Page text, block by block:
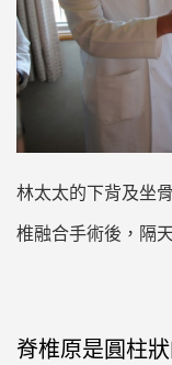
林太太的下背及坐
椎融合手術後，隔
脊椎原是圓柱